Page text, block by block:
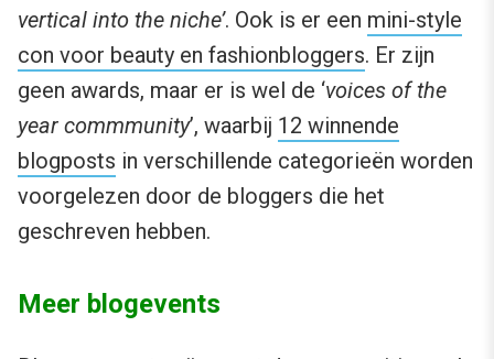
vertical into the niche’. Ook is er een mini-style
con voor beauty en fashionbloggers. Er zijn
geen awards, maar er is wel de ‘voices of the
year commmunity’, waarbij 12 winnende
blogposts in verschillende categorieën worden
voorgelezen door de bloggers die het
geschreven hebben.
Meer blogevents